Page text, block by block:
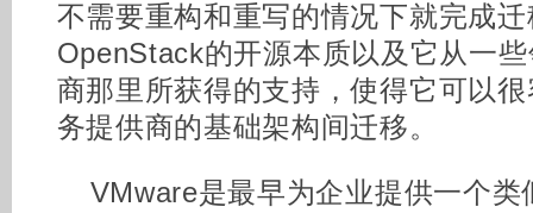
不需要重构和重写的情况下就完成
OpenStack的开源本质以及它从一
商那里所获得的支持，使得它可以
务提供商的基础架构间迁移。
VMware是最早为企业提供一个